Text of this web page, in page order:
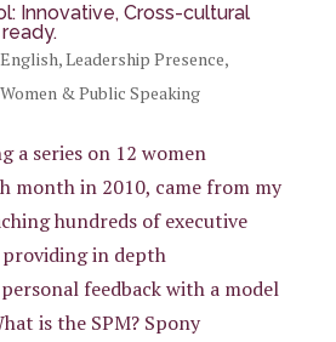
Innovative, Cross-cultural
English,Leadership Presence,
Women & Public Speaking
a series on 12 women
month in 2010, came from my
hundreds of executive
in depth
feedback with a model
is the SPM? Spony